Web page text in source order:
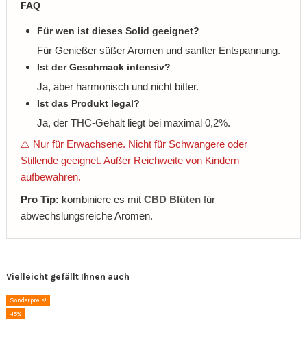
FAQ
Für wen ist dieses Solid geeignet?
Für Genießer süßer Aromen und sanfter Entspannung.
Ist der Geschmack intensiv?
Ja, aber harmonisch und nicht bitter.
Ist das Produkt legal?
Ja, der THC-Gehalt liegt bei maximal 0,2%.
⚠️ Nur für Erwachsene. Nicht für Schwangere oder
Stillende geeignet. Außer Reichweite von Kindern
aufbewahren.
Pro Tip: kombiniere es mit CBD Blüten für
abwechslungsreiche Aromen.
Vielleicht gefällt Ihnen auch
Sonderpreis!
-15%